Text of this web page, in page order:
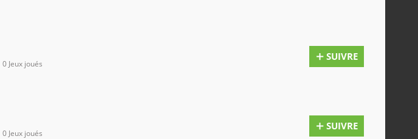
0 Jeux joués
SUIVRE
0 Jeux joués
SUIVRE